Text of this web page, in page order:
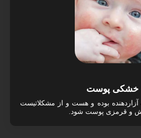
خشکی پوست
بوده و هست و از مشکلاتیست
و قرمزی پوست شود.